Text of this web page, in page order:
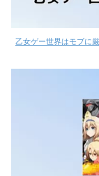
乙女ゲー世界はモブに